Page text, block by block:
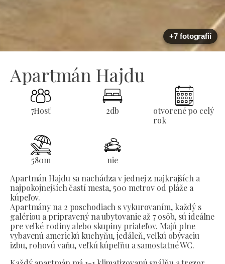
+7 fotografií
Apartmán Hajdu
7Hosť 2db
otvorené po celý
rok
580m
nie
Apartmán Hajdu sa nachádza v jednej z najkrajších a
najpokojnejších častí mesta, 500 metrov od pláže a
kúpeľov.
Apartmány na 2 poschodiach s vykurovaním, každý s
galériou a pripravený na ubytovanie až 7 osôb, sú ideálne
pre veľké rodiny alebo skupiny priateľov. Majú plne
vybavenú americkú kuchyňu, jedáleň, veľkú obývaciu
izbu, rohovú vaňu, veľkú kúpeľňu a samostatné WC.